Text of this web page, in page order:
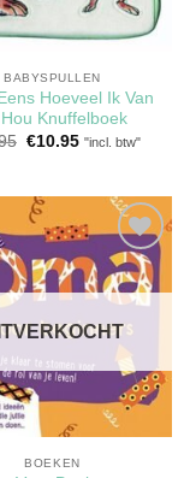
BABYSPULLEN
Hoeveel Ik Van
Knuffelboek
Oorspronkelijke
€10.95Huidige
"incl. btw"
Toevoegen
aan
BOEKEN